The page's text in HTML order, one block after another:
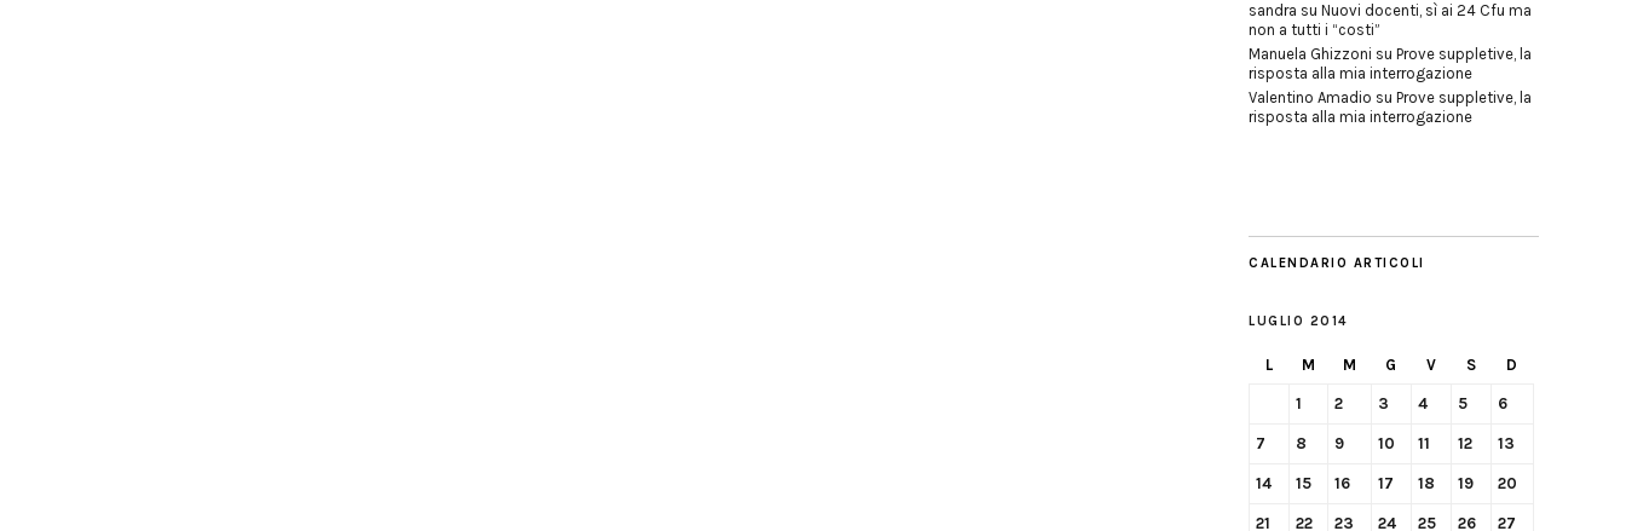
sandra su Nuovi docenti, sì ai 24 Cfu ma
non a tutti i “costi”
Manuela Ghizzoni su Prove suppletive, la
risposta alla mia interrogazione
Valentino Amadio su Prove suppletive, la
risposta alla mia interrogazione
CALENDARIO ARTICOLI
LUGLIO 2014
L M M G V S D
1 2 3 4 5 6
7 8 9 10 11 12 13
14 15 16 17 18 19 20
21 22 23 24 25 26 27